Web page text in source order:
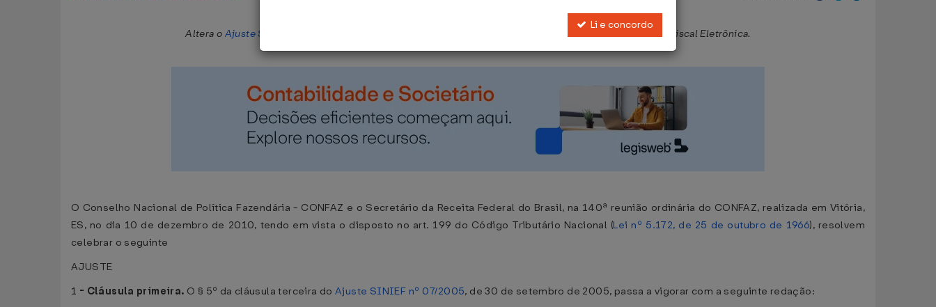
Altera o Ajuste SINIEF nº 07/2005 , que institui a Nota Fiscal Eletrônica e o Documento Auxiliar da Nota Fiscal Eletrônica.
O Conselho Nacional de Política Fazendária - CONFAZ e o Secretário da Receita Federal do Brasil, na 140ª reunião ordinária do CONFAZ, realizada em Vitória,
ES, no dia 10 de dezembro de 2010, tendo em vista o disposto no art. 199 do Código Tributário Nacional (Lei nº 5.172, de 25 de outubro de 1966), resolvem
celebrar o seguinte
AJUSTE
1 - Cláusula primeira. O § 5º da cláusula terceira doAjuste SINIEF nº 07/2005, de 30 de setembro de 2005, passa a vigorar com a seguinte redação:
Li e concordo